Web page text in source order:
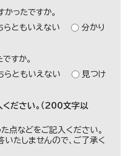
ったですか。
らともいえない
分かり
すか。
らともいえない
見つけ
ください。（200文字以
点などをご記入ください。
たしませんので、ご了承く